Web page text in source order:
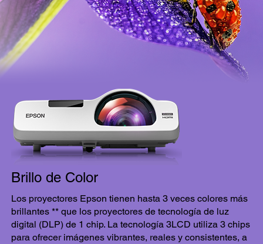
Brillo de Color
Los proyectores Epson tienen hasta 3 veces colores más
brillantes ** que los proyectores de tecnología de luz
digital (DLP) de 1 chip. La tecnología 3LCD utiliza 3 chips
para ofrecer imágenes vibrantes, reales y consistentes, a